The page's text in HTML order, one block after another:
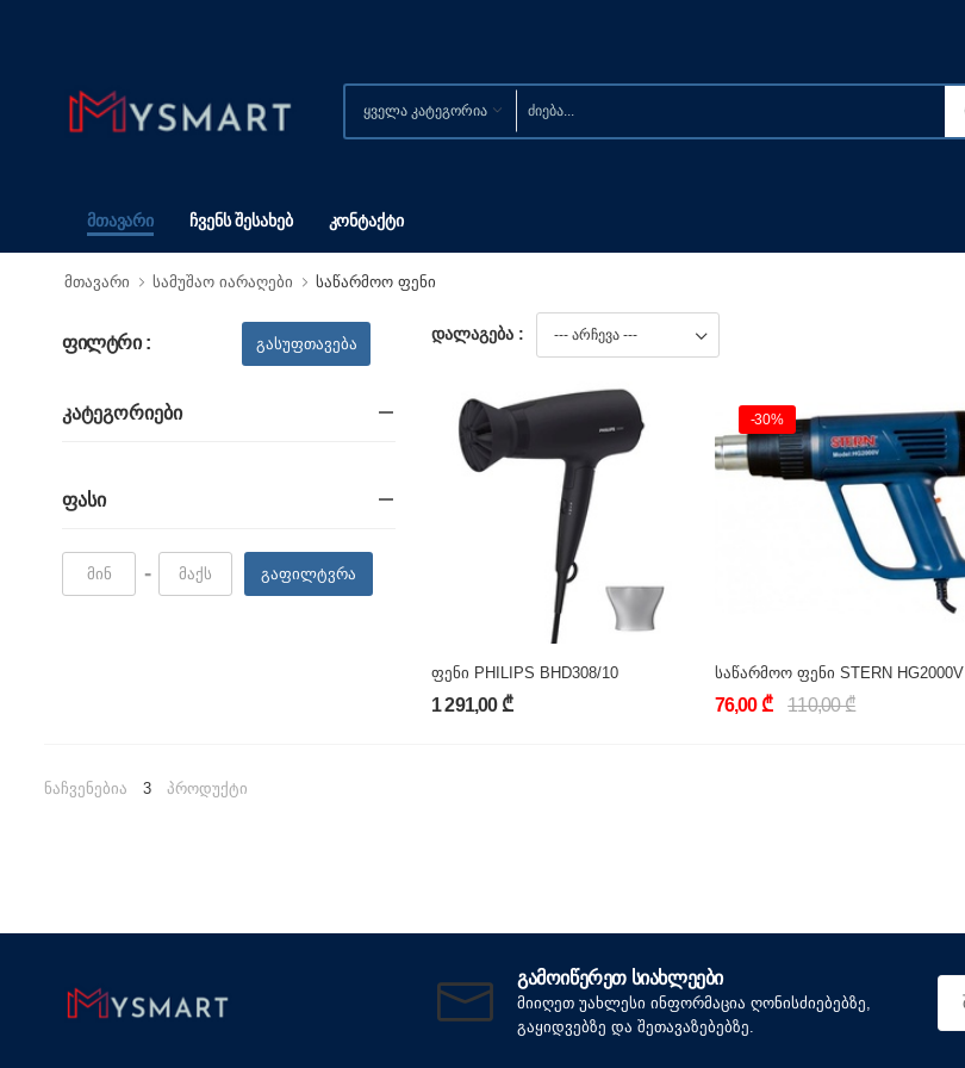
Მთავარი Ჩვენს Შესახებ Კონტაქტი
მთავარი სამუშაო იარაღები საწარმოო ფენი
ფილტრი :
Კატეგორიები
Ფასი
- გაფილტვრა
დალაგება :
ფენი PHILIPS BHD308/10
1 291,00 ₾
-30%
საწარმოო ფენი STERN HG2000V
76,00 ₾ 110,00 ₾
ნაჩვენებია 3 პროდუქტი
ᲒᲐᲛᲝᲘᲬᲔᲠᲔᲗ ᲡᲘᲐᲮᲚᲔᲔᲑᲘ
მიიღეთ უახლესი ინფორმაცია ღონისძიებებზე,
გაყიდვებზე და შეთავაზებებზე.